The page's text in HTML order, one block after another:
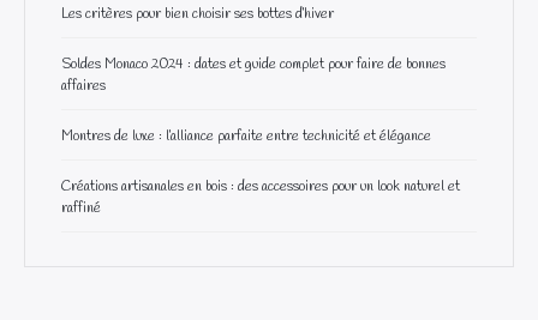
Les critères pour bien choisir ses bottes d’hiver
Soldes Monaco 2024 : dates et guide complet pour faire de bonnes
affaires
Montres de luxe : l’alliance parfaite entre technicité et élégance
Créations artisanales en bois : des accessoires pour un look naturel et
raffiné